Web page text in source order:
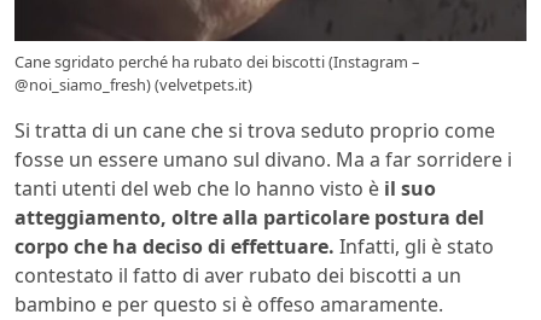
Cane sgridato perché ha rubato dei biscotti (Instagram –
@noi_siamo_fresh) (velvetpets.it)
Si tratta di un cane che si trova seduto proprio come
fosse un essere umano sul divano. Ma a far sorridere i
tanti utenti del web che lo hanno visto è il suo
atteggiamento, oltre alla particolare postura del
corpo che ha deciso di effettuare. Infatti, gli è stato
contestato il fatto di aver rubato dei biscotti a un
bambino e per questo si è offeso amaramente.